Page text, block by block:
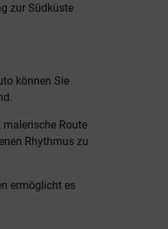
zur Südküste
können Sie
Route
Rhythmus zu
ermöglicht es